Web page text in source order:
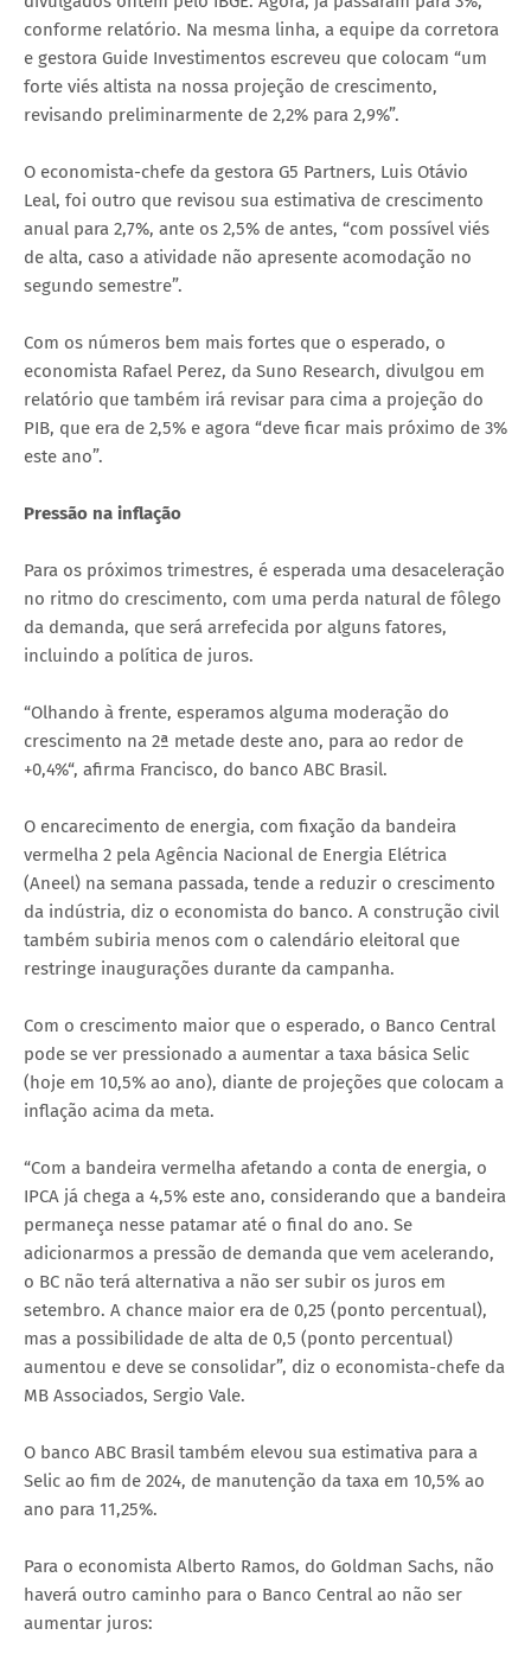
conforme relatório. Na mesma linha, a equipe da corretora
e gestora Guide Investimentos escreveu que colocam “um
forte viés altista na nossa projeção de crescimento,
revisando preliminarmente de 2,2% para 2,9%”.
O economista-chefe da gestora G5 Partners, Luis Otávio
Leal, foi outro que revisou sua estimativa de crescimento
anual para 2,7%, ante os 2,5% de antes, “com possível viés
de alta, caso a atividade não apresente acomodação no
segundo semestre”.
Com os números bem mais fortes que o esperado, o
economista Rafael Perez, da Suno Research, divulgou em
relatório que também irá revisar para cima a projeção do
PIB, que era de 2,5% e agora “deve ficar mais próximo de 3%
este ano”.
Pressão na inflação
Para os próximos trimestres, é esperada uma desaceleração
no ritmo do crescimento, com uma perda natural de fôlego
da demanda, que será arrefecida por alguns fatores,
incluindo a política de juros.
“Olhando à frente, esperamos alguma moderação do
crescimento na 2ª metade deste ano, para ao redor de
+0,4%“, afirma Francisco, do banco ABC Brasil.
O encarecimento de energia, com fixação da bandeira
vermelha 2 pela Agência Nacional de Energia Elétrica
(Aneel) na semana passada, tende a reduzir o crescimento
da indústria, diz o economista do banco. A construção civil
também subiria menos com o calendário eleitoral que
restringe inaugurações durante da campanha.
Com o crescimento maior que o esperado, o Banco Central
pode se ver pressionado a aumentar a taxa básica Selic
(hoje em 10,5% ao ano), diante de projeções que colocam a
inflação acima da meta.
“Com a bandeira vermelha afetando a conta de energia, o
IPCA já chega a 4,5% este ano, considerando que a bandeira
permaneça nesse patamar até o final do ano. Se
adicionarmos a pressão de demanda que vem acelerando,
o BC não terá alternativa a não ser subir os juros em
setembro. A chance maior era de 0,25 (ponto percentual),
mas a possibilidade de alta de 0,5 (ponto percentual)
aumentou e deve se consolidar”, diz o economista-chefe da
MB Associados, Sergio Vale.
O banco ABC Brasil também elevou sua estimativa para a
Selic ao fim de 2024, de manutenção da taxa em 10,5% ao
ano para 11,25%.
Para o economista Alberto Ramos, do Goldman Sachs, não
haverá outro caminho para o Banco Central ao não ser
aumentar juros: